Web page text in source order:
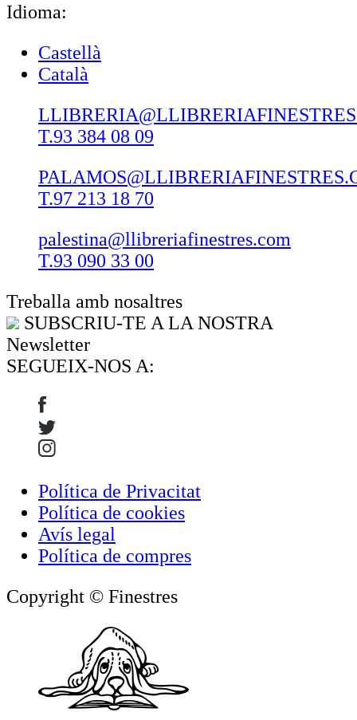
Idioma:
Castellà
Català
T.93 384 08 09
T.97 213 18 70
palestina@llibreriafinestres.com
T.93 090 33 00
Treballa amb nosaltres
SUBSCRIU-TE A LA NOSTRA
Newsletter
SEGUEIX-NOS A:
Política de Privacitat
Política de cookies
Avís legal
Política de compres
Copyright © Finestres